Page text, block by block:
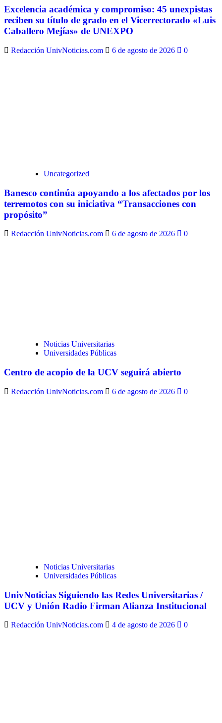
Excelencia académica y compromiso: 45 unexpistas
reciben su título de grado en el Vicerrectorado «Luis
Caballero Mejías» de UNEXPO
Redacción UnivNoticias.com 6 de agosto de 2026 0
Uncategorized
Banesco continúa apoyando a los afectados por los
terremotos con su iniciativa “Transacciones con
propósito”
Redacción UnivNoticias.com 6 de agosto de 2026 0
Noticias Universitarias
Universidades Públicas
Centro de acopio de la UCV seguirá abierto
Redacción UnivNoticias.com 6 de agosto de 2026 0
Noticias Universitarias
Universidades Públicas
UnivNoticias Siguiendo las Redes Universitarias /
UCV y Unión Radio Firman Alianza Institucional
Redacción UnivNoticias.com 4 de agosto de 2026 0